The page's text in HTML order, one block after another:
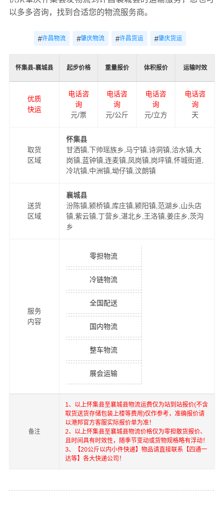
以多多咨询，找到合适您的物流服务商。
#许昌物流 #肇庆物流 #许昌货运 #肇庆货运
怀集县-襄城县 起步价格 重量报价 体积报价 运输时效
优质
快运
电话咨
询
元/票
电话咨
询
元/公斤
电话咨
询
元/立方
电话咨
询
天
取货
区域
怀集县
甘洒镇,下帅瑶族乡,马宁镇,诗洞镇,洽水镇,大
岗镇,蓝钟镇,连麦镇,凤岗镇,岗坪镇,怀城街道,
冷坑镇,中洲镇,坳仔镇,汶朗镇
送货
区域
襄城县
汾陈镇,颍桥镇,库庄镇,颍阳镇,范湖乡,山头店
镇,紫云镇,丁营乡,湛北乡,王洛镇,姜庄乡,茨沟
乡
服务
内容
零担物流
冷链物流
全国配送
国内物流
整车物流
展会运输
备注
1、以上怀集县至襄城县物流运费仅为站到站报价(不含
取货送货存储包装上楼等费用)仅作参考，准确报价请
以港邦官方客服实际报价单为准！
2、以上怀集县至襄城县物流价格仅为零担散货报价、
且时间具有时效性，随季节变动或货物规格略有浮动！
3、【20公斤以内小件快递】物品请直接联系【四通一
达等】各大快递公司！